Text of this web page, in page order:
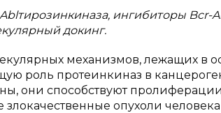
ингибиторы Bcr-
докинг.
механизмов, лежащих в
роль протеинкиназ в
они способствуют
злокачественные опухоли